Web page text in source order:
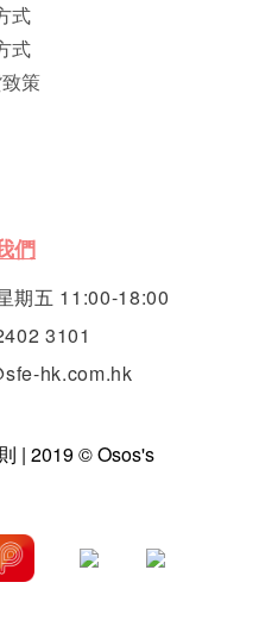
式
式
策
們
期五 11:00-18:00
3101
hk.com.hk
| 2019 © Osos's